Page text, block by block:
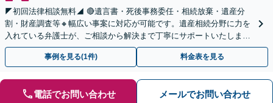
◤初回法律相談無料◢ 🔴遺言書・死後事務委任・相続放棄・遺産分
割・財産調査等🔸幅広い事案に対応が可能です。遺産相続分野に力を
入れている弁護士が、ご相談から解決まで丁寧にサポートいたしま
す。まずはじっくりとお話ししてください。
事例を見る(1件) 料金表を見る
電話でお問い合わせ メールでお問い合わせ